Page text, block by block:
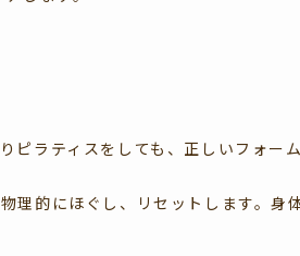
ピラティスをしても、正しいフォー
理的にほぐし、リセットします。身